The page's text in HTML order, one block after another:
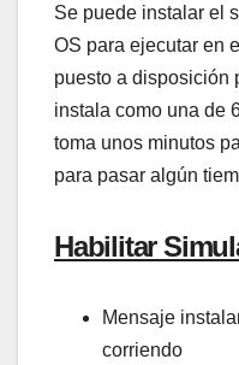
Se puede instalar el
OS para ejecutar en
puesto a disposición
instala como una de
toma unos minutos
para pasar algún
Habilitar
Mensaje
corriendo